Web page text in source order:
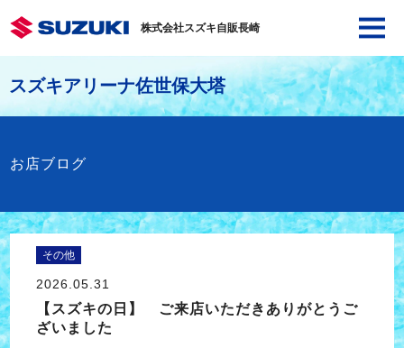
株式会社スズキ自販長崎
スズキアリーナ佐世保大塔
お店ブログ
その他
2026.05.31
【スズキの日】 ご来店いただきありがとうご
ざいました